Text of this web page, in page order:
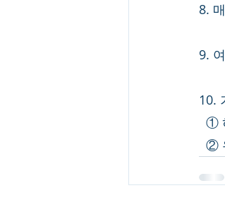
8.
9.
10.